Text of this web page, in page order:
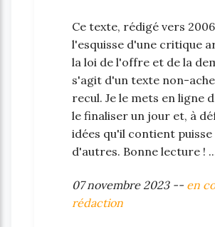
Ce texte, rédigé vers
l'esquisse d'une critique
la loi de l'offre et de la
s'agit d'un texte non-
recul. Je le mets en ligne
le finaliser un jour et, à
idées qu'il contient
d'autres. Bonne lecture !
07 novembre 2023 -- en
rédaction